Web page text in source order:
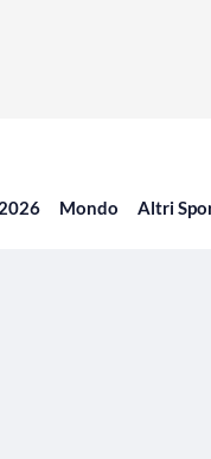
Mondo Altri